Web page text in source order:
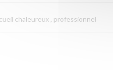
chaleureux , professionnel